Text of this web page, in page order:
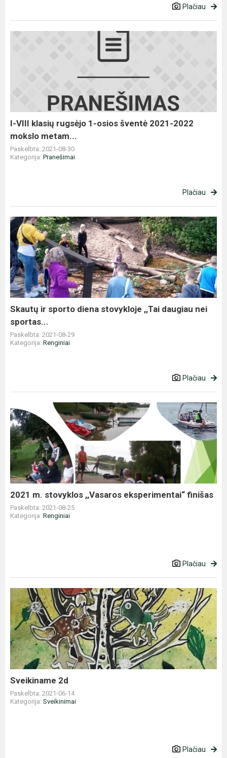
Plačiau
2021-
2022
mokslo
metam...
I-VIII klasių rugsėjo 1-osios šventė 2021-2022
mokslo metam...
Paskelbta: 2021-08-30
Kategorija: Pranešimai
Plačiau
Skautų
ir
sporto
diena
stovykloje
,,Tai
daugiau
nei
sportas...
Skautų ir sporto diena stovykloje ,,Tai daugiau nei
sportas...
Paskelbta: 2021-08-29
Kategorija: Renginiai
Plačiau
2021
m.
stovyklos
,,Vasaros
eksperimentai“
finišas
2021 m. stovyklos ,,Vasaros eksperimentai“ finišas
Paskelbta: 2021-08-25
Kategorija: Renginiai
Plačiau
Sveikiname
2d
Sveikiname 2d
Paskelbta: 2021-06-14
Kategorija: Sveikinimai
Plačiau